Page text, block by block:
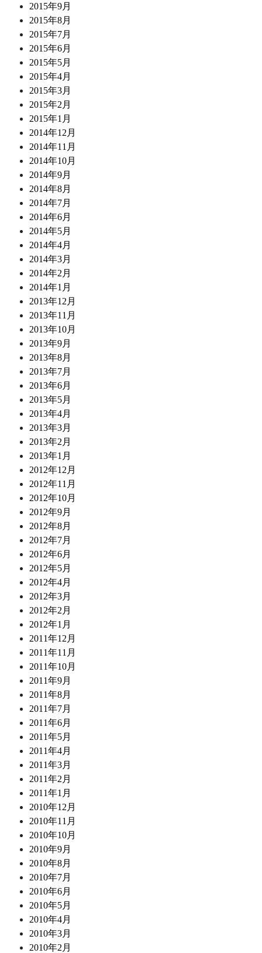
2015年9月
2015年8月
2015年7月
2015年6月
2015年5月
2015年4月
2015年3月
2015年2月
2015年1月
2014年12月
2014年11月
2014年10月
2014年9月
2014年8月
2014年7月
2014年6月
2014年5月
2014年4月
2014年3月
2014年2月
2014年1月
2013年12月
2013年11月
2013年10月
2013年9月
2013年8月
2013年7月
2013年6月
2013年5月
2013年4月
2013年3月
2013年2月
2013年1月
2012年12月
2012年11月
2012年10月
2012年9月
2012年8月
2012年7月
2012年6月
2012年5月
2012年4月
2012年3月
2012年2月
2012年1月
2011年12月
2011年11月
2011年10月
2011年9月
2011年8月
2011年7月
2011年6月
2011年5月
2011年4月
2011年3月
2011年2月
2011年1月
2010年12月
2010年11月
2010年10月
2010年9月
2010年8月
2010年7月
2010年6月
2010年5月
2010年4月
2010年3月
2010年2月